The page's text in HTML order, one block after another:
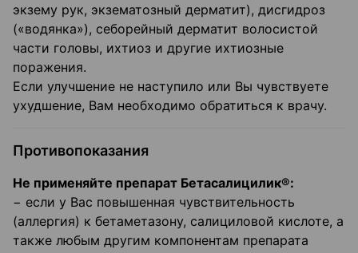
экзему рук, экзематозный дерматит), дисгидроз
(«водянка»), себорейный дерматит волосистой
части головы, ихтиоз и другие ихтиозные
поражения.
Если улучшение не наступило или Вы чувствуете
ухудшение, Вам необходимо обратиться к врачу.
Противопоказания
Не применяйте препарат Бетасалицилик®:
− если у Вас повышенная чувствительность
(аллергия) к бетаметазону, салициловой кислоте, а
также любым другим компонентам препарата